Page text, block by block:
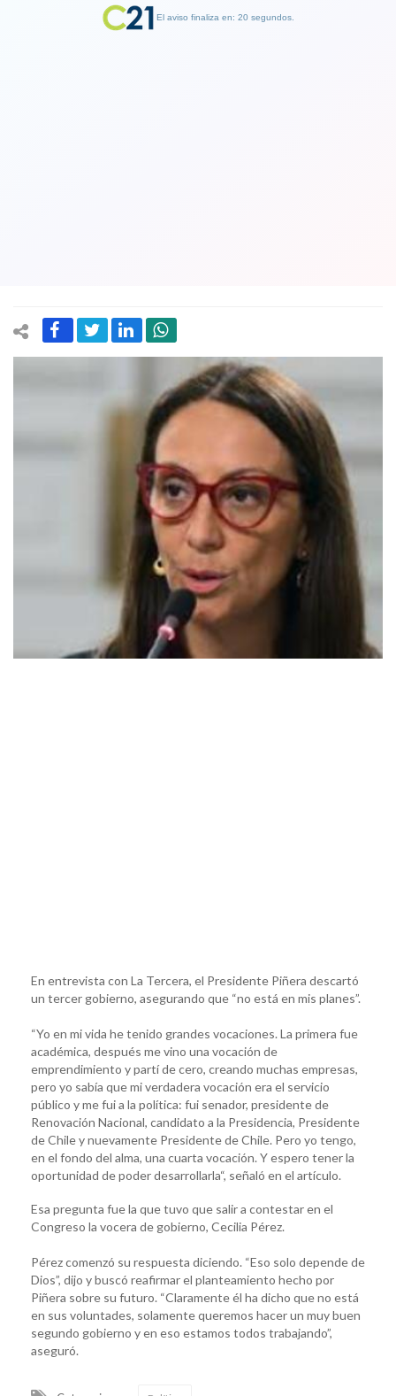
En entrevista con La Tercera, el Presidente Piñera descartó
un tercer gobierno, asegurando que “no está en mis planes”.
“Yo en mi vida he tenido grandes vocaciones. La primera fue
académica, después me vino una vocación de
emprendimiento y partí de cero, creando muchas empresas,
pero yo sabía que mi verdadera vocación era el servicio
público y me fui a la política: fui senador, presidente de
Renovación Nacional, candidato a la Presidencia, Presidente
de Chile y nuevamente Presidente de Chile. Pero yo tengo,
en el fondo del alma, una cuarta vocación. Y espero tener la
oportunidad de poder desarrollarla“, señaló en el artículo.
Esa pregunta fue la que tuvo que salir a contestar en el
Congreso la vocera de gobierno, Cecilia Pérez.
Pérez comenzó su respuesta diciendo. “Eso solo depende de
Dios”, dijo y buscó reafirmar el planteamiento hecho por
Piñera sobre su futuro. “Claramente él ha dicho que no está
en sus voluntades, solamente queremos hacer un muy buen
segundo gobierno y en eso estamos todos trabajando”,
aseguró.
El aviso finaliza en: 19 segundos.